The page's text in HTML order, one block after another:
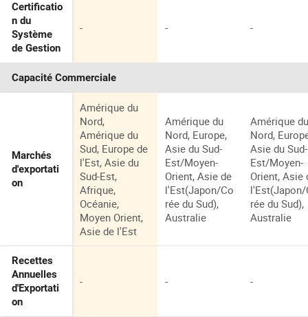
Certificatio
n du
Système
de Gestion
- - -
Capacité Commerciale
Marchés
d'exportati
on
Amérique du
Nord,
Amérique du
Sud, Europe de
l'Est, Asie du
Sud-Est,
Afrique,
Océanie,
Moyen Orient,
Asie de l'Est
Amérique du
Nord, Europe,
Asie du Sud-
Est/Moyen-
Orient, Asie de
l'Est(Japon/Co
rée du Sud),
Australie
Amérique
Nord,
Asie du Sud-
Est/Moyen-
Orient, Asie
rée du Sud),
Australie
Recettes
Annuelles
d'Exportati
on
- - -